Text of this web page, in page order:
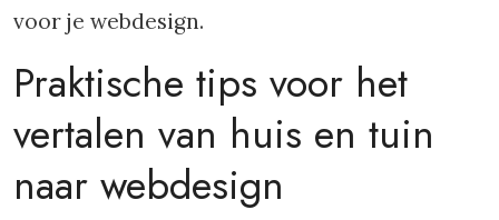
voor je webdesign.
Praktische tips voor het
vertalen van huis en tuin
naar webdesign